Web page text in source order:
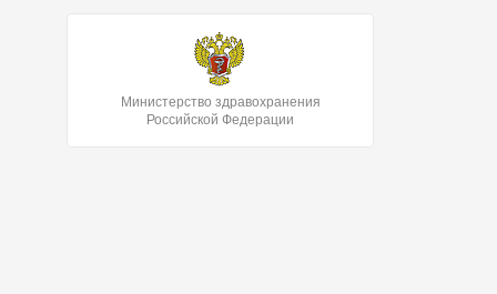
Министерство здравохранения
Российской Федерации